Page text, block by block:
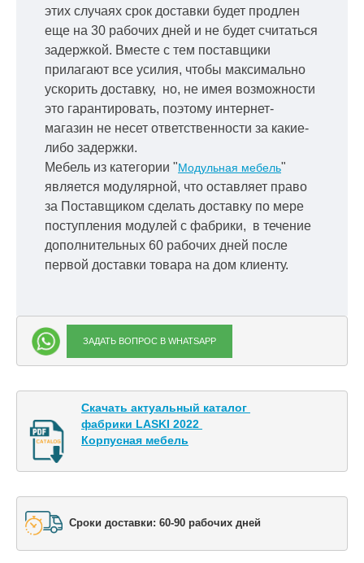
этих случаях срок доставки будет продлен
еще на 30 рабочих дней и не будет считаться
задержкой. Вместе с тем поставщики
прилагают все усилия, чтобы максимально
ускорить доставку, но, не имея возможности
это гарантировать, поэтому интернет-
магазин не несет ответственности за какие-
либо задержки.
Мебель из категории "Модульная мебель"
является модулярной, что оставляет право
за Поставщиком сделать доставку по мере
поступления модулей с фабрики, в течение
дополнительных 60 рабочих дней после
первой доставки товара на дом клиенту.
ЗАДАТЬ ВОПРОС В WHATSAPP
Скачать актуальный каталог
фабрики LASKI 2022
Корпусная мебель
Сроки доставки: 60-90 рабочих дней